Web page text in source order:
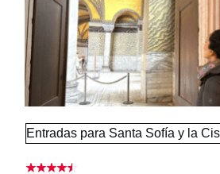
Entradas para Santa Sofía y la